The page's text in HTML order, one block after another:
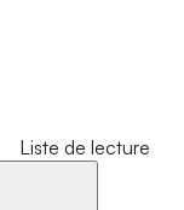
Liste de lecture